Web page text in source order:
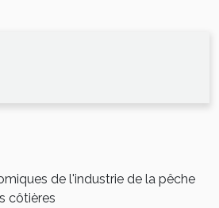
de l'industrie de la pêche
côtières